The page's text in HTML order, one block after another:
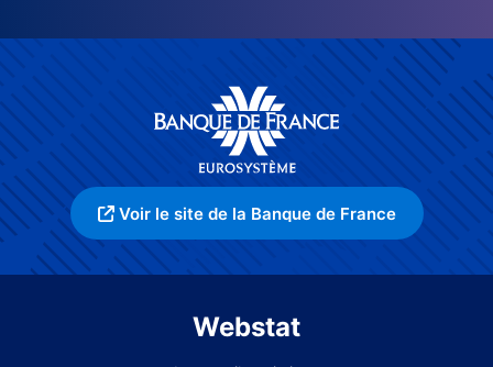
Voir le site de la Banque de France
Webstat